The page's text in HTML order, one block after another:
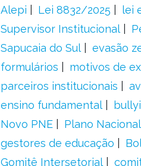
Alepi
Lei 8832/2025 lei
Supervisor Institucional
Sapucaia do Sul
evasão
formulários
motivos de
parceiros institucionais
ensino fundamental
Novo PNE
Plano
gestores de educação
Gomitê Intersetorial